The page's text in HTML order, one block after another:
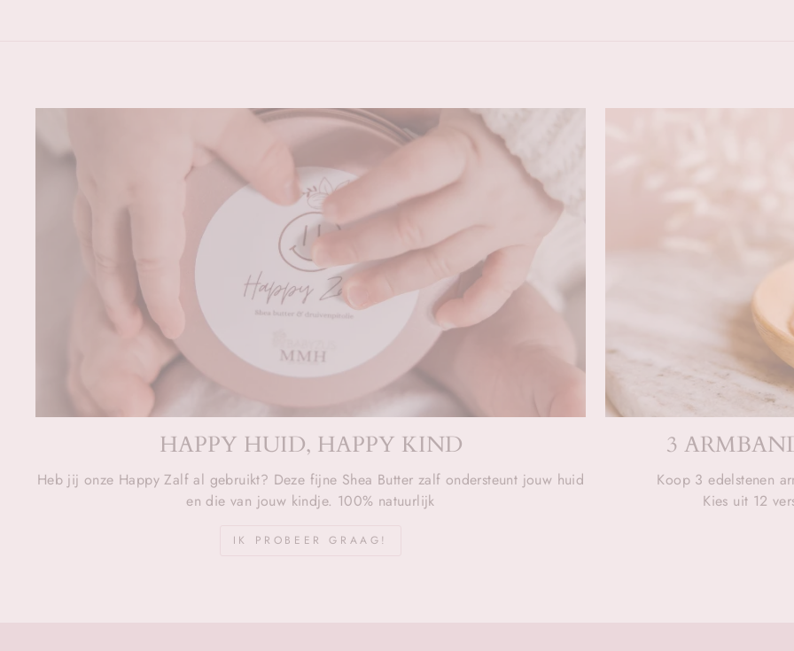
HAPPY HUID, HAPPY KIND
Heb jij onze Happy Zalf al gebruikt? Deze fijne Shea Butter zalf ondersteunt jouw huid
en die van jouw kindje. 100% natuurlijk
IK PROBEER GRAAG!
3
Koop 3 edelstenen
Kies uit 12